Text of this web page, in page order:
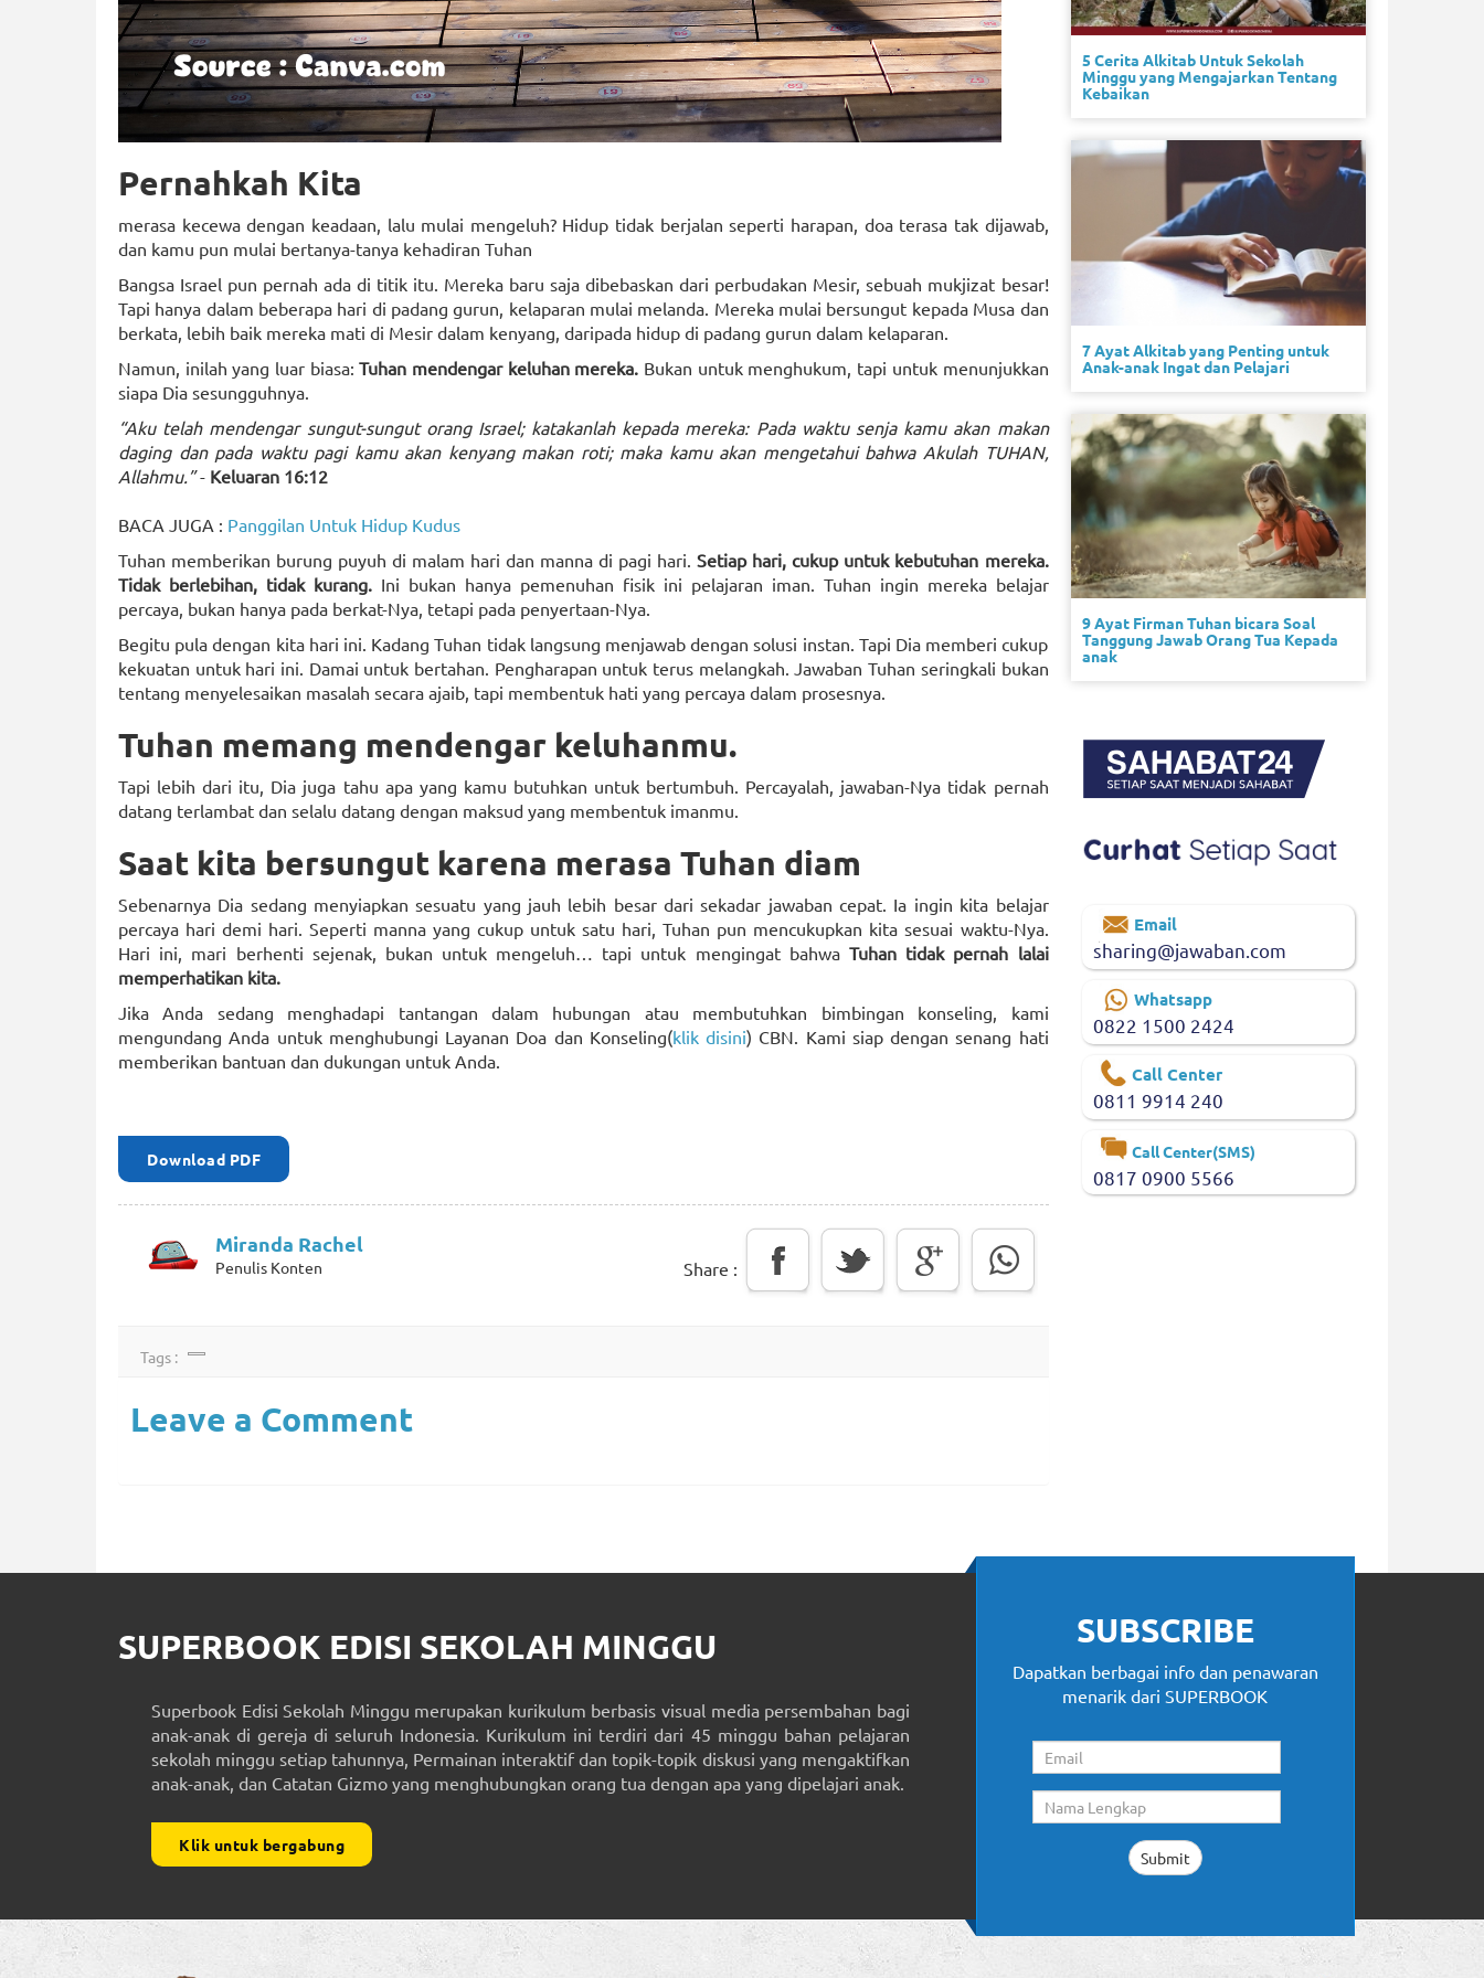
Pernahkah Kita
merasa kecewa dengan keadaan, lalu mulai mengeluh? Hidup tidak berjalan seperti harapan, doa terasa tak dijawab,
dan kamu pun mulai bertanya-tanya kehadiran Tuhan
Bangsa Israel pun pernah ada di titik itu. Mereka baru saja dibebaskan dari perbudakan Mesir, sebuah mukjizat besar!
Tapi hanya dalam beberapa hari di padang gurun, kelaparan mulai melanda. Mereka mulai bersungut kepada Musa dan
berkata, lebih baik mereka mati di Mesir dalam kenyang, daripada hidup di padang gurun dalam kelaparan.
Namun, inilah yang luar biasa:Tuhan mendengar keluhan mereka. Bukan untuk menghukum, tapi untuk menunjukkan
siapa Dia sesungguhnya.
“Aku telah mendengar sungut-sungut orang Israel; katakanlah kepada mereka: Pada waktu senja kamu akan makan
daging dan pada waktu pagi kamu akan kenyang makan roti; maka kamu akan mengetahui bahwa Akulah TUHAN,
Allahmu.”- Keluaran 16:12
BACA JUGA : Panggilan Untuk Hidup Kudus
Tuhan memberikan burung puyuh di malam hari dan manna di pagi hari.Setiap hari, cukup untuk kebutuhan mereka.
Tidak berlebihan, tidak kurang.Ini bukan hanya pemenuhan fisik ini pelajaran iman. Tuhan ingin mereka belajar
percaya, bukan hanya pada berkat-Nya, tetapi pada penyertaan-Nya.
Begitu pula dengan kita hari ini. Kadang Tuhan tidak langsung menjawab dengan solusi instan. Tapi Dia memberi cukup
kekuatan untuk hari ini. Damai untuk bertahan. Pengharapan untuk terus melangkah. Jawaban Tuhan seringkali bukan
tentang menyelesaikan masalah secara ajaib, tapi membentuk hati yang percaya dalam prosesnya.
Tuhan memang mendengar keluhanmu.
Tapi lebih dari itu, Dia juga tahu apa yang kamu butuhkan untuk bertumbuh. Percayalah, jawaban-Nya tidak pernah
datang terlambat dan selalu datang dengan maksud yang membentuk imanmu.
Saat kita bersungut karena merasa Tuhan diam
Sebenarnya Dia sedang menyiapkan sesuatu yang jauh lebih besar dari sekadar jawaban cepat. Ia ingin kita belajar
percaya hari demi hari. Seperti manna yang cukup untuk satu hari, Tuhan pun mencukupkan kita sesuai waktu-Nya.
Hari ini, mari berhenti sejenak, bukan untuk mengeluh… tapi untuk mengingat bahwaTuhan tidak pernah lalai
memperhatikan kita.
Jika Anda sedang menghadapi tantangan dalam hubungan atau membutuhkan bimbingan konseling, kami
mengundang Anda untuk menghubungi Layanan Doa dan Konseling(klik disini) CBN. Kami siap dengan senang hati
memberikan bantuan dan dukungan untuk Anda.
Download PDF
Miranda Rachel
Penulis Konten Share :
Tags :
Leave a Comment
5 Cerita Alkitab Untuk Sekolah
Minggu yang Mengajarkan Tentang
Kebaikan
7 Ayat Alkitab yang Penting untuk
Anak-anak Ingat dan Pelajari
9 Ayat Firman Tuhan bicara Soal
Tanggung Jawab Orang Tua Kepada
anak
Email
sharing@jawaban.com
Whatsapp
0822 1500 2424
Call Center
0811 9914 240
Call Center(SMS)
0817 0900 5566
SUPERBOOK EDISI SEKOLAH MINGGU
Superbook Edisi Sekolah Minggu merupakan kurikulum berbasis visual media persembahan bagi
anak-anak di gereja di seluruh Indonesia. Kurikulum ini terdiri dari 45 minggu bahan pelajaran
sekolah minggu setiap tahunnya, Permainan interaktif dan topik-topik diskusi yang mengaktifkan
anak-anak, dan Catatan Gizmo yang menghubungkan orang tua dengan apa yang dipelajari anak.
Klik untuk bergabung
SUBSCRIBE
Dapatkan berbagai info dan penawaran
menarik dari SUPERBOOK